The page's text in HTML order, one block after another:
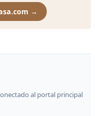
→
al portal principal